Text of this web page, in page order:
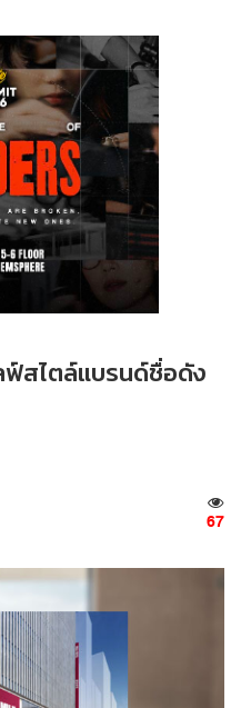
ฟ์สไตล์แบรนด์ชื่อดัง
67